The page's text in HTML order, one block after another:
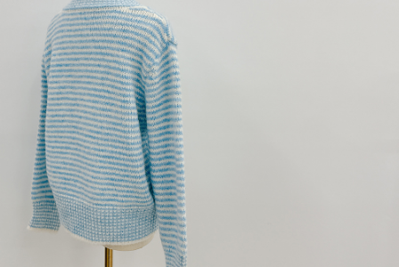
semakan dan pembetulan data yang diperlukan untuk bil ansuran oleh
Taiwan Mobile.
3. Sila baca syarat perkhidmatan pengguna secara lengkap melalui
pautan berikut: https://oppay.tw/userRule